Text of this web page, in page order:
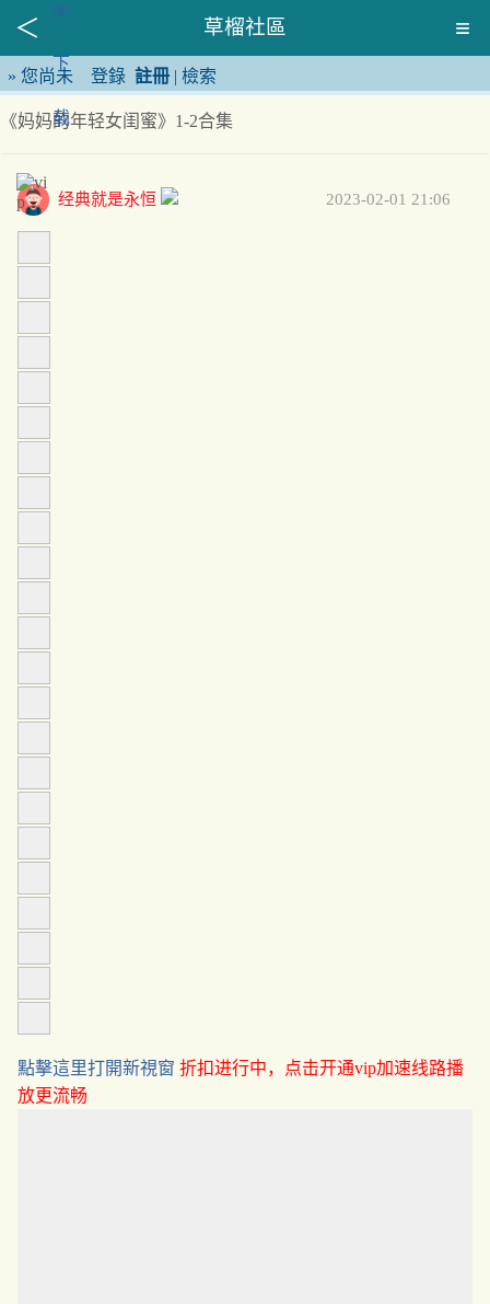
草榴社區
» 您尚未 登錄 註冊 | 檢索
《妈妈的年轻女闺蜜》1-2合集
经典就是永恒 2023-02-01 21:06
點擊這里打開新視窗 折扣进行中，点击开通vip加速线路播
放更流畅